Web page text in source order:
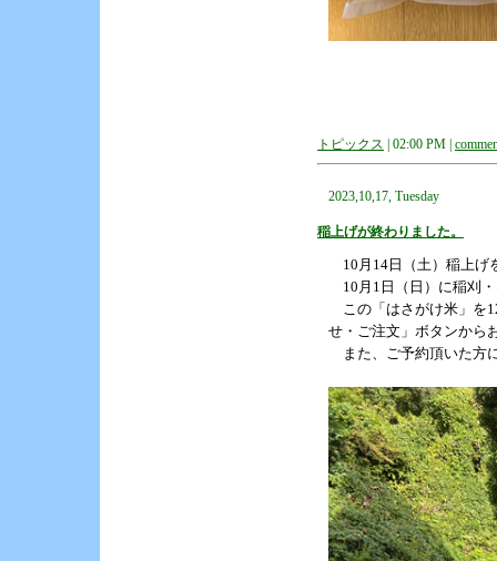
トピックス | 02:00 PM |
2023,10,17, Tuesday
稲上げが終わりました。
10月14日（土）稲上げ
10月1日（日）に稲刈
この「はさがけ米」を
せ・ご注文」ボタンから
また、ご予約頂いた方